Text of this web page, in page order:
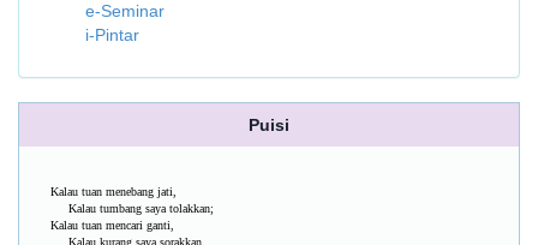
e-Seminar
i-Pintar
Puisi
Kalau tuan menebang jati,
Kalau tumbang saya tolakkan;
Kalau tuan mencari ganti,
Kalau kurang saya sorakkan.